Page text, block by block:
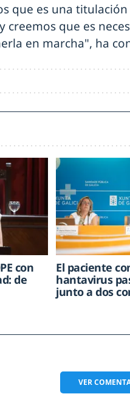
que es una
creemos que es
en marcha", ha
con
de
El paciente
hantavirus
junto a dos
VER